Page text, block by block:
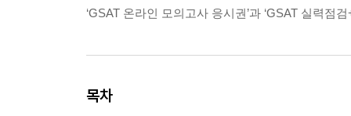
‘GSAT 온라인 모의고사 응시권’과 ‘GSAT 실력
목차